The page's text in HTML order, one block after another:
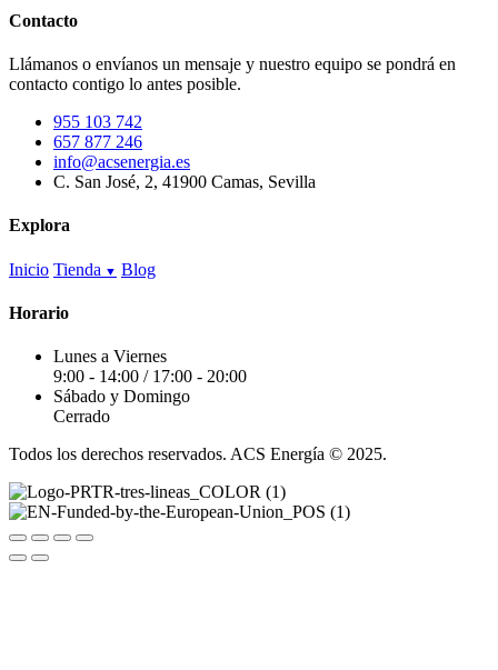
Contacto
Llámanos o envíanos un mensaje y nuestro equipo se pondrá en
contacto contigo lo antes posible.
955 103 742
657 877 246
info@acsenergia.es
C. San José, 2, 41900 Camas, Sevilla
Explora
Inicio Tienda Blog
Horario
Lunes a Viernes
9:00 - 14:00 / 17:00 - 20:00
Sábado y Domingo
Cerrado
Todos los derechos reservados. ACS Energía © 2025.